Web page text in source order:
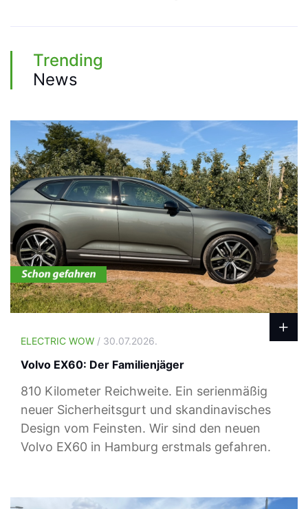
Trending
News
ELECTRIC WOW / 30.07.2026.
Volvo EX60: Der Familienjäger
810 Kilometer Reichweite. Ein serienmäßig
neuer Sicherheitsgurt und skandinavisches
Design vom Feinsten. Wir sind den neuen
Volvo EX60 in Hamburg erstmals gefahren.